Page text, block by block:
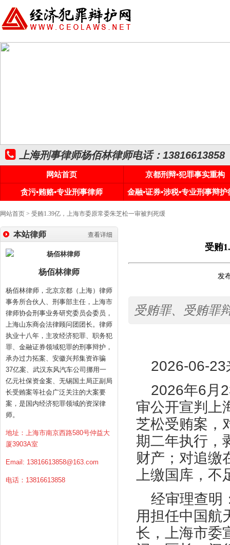
上海刑事律师杨佰林律师电话：13816613858
网站首页
京都刑辩•犯罪事实重构
贪污•贿赂•专业刑事律师
金融•证券•涉税•专业刑事辩护
网站首页 > 受贿1.39亿，上海市委原常委朱芝松一审被判死缓
查看详细
本站律师
杨佰林律师
杨佰林律师，北京京都（上海）律师
事务所合伙人、刑事部主任，上海市
律师协会刑事业务研究委员会委员，
上海山东商会法律顾问团团长。律师
执业十八年，主攻经济犯罪、职务犯
罪、金融证券领域犯罪的刑事辩护，
承办过力拓案、安徽兴邦集资诈骗
37亿案、武汉东风汽车公司挪用一
亿元社保资金案、无锡国土局正副局
长受贿案等社会广泛关注的大案要
案，是国内经济犯罪领域的资深律
师。
地址：上海市南京西路580号仲益大
厦3903A室
Email: 13816613858@163.com
电话：13816613858
受贿
发
受贿罪、受贿罪
2026-06-23
2026年6月
审公开宣判上
芝松受贿案，
期二年执行，
财产；对追缴
上缴国库，
经审理查明
用担任中国航
长，上海市委